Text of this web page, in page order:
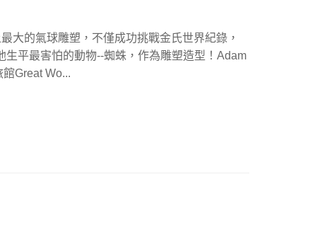
大的氣球雕塑，不僅成功挑戰金氏世界紀錄，
平最害怕的動物--蜘蛛，作為雕塑造型！Adam
Great Wo...